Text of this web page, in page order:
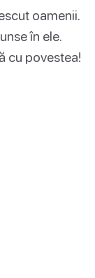
oamenii.
în ele.
cu povestea!